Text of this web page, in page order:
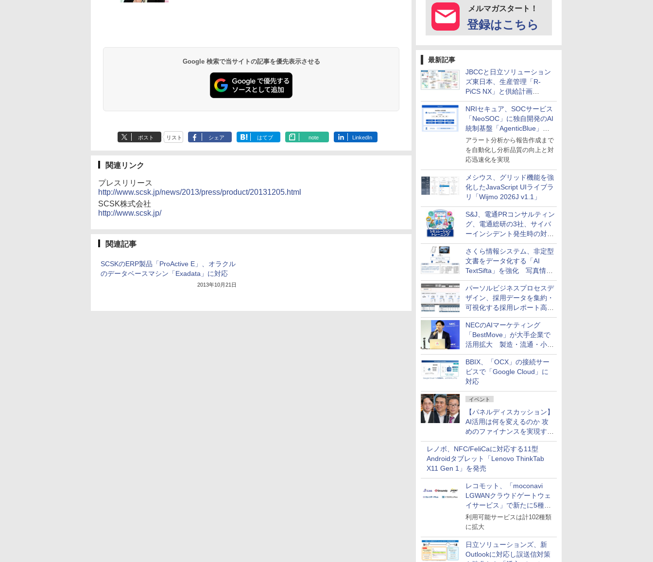
メルマガスタート！
登録はこちら
最新記事
JBCCと日立ソリューション
ズ東日本、生産管理「R-
PiCS NX」と供給計画
「scSQUARE ISP」の連携サ
ービスを提供開始
NRIセキュア、SOCサービス
「NeoSOC」に独自開発のAI
統制基盤「AgenticBlue」を
導入
アラート分析から報告作成まで
を自動化し分析品質の向上と対
応迅速化を実現
メシウス、グリッド機能を強
化したJavaScript UIライブラ
リ「Wijmo 2026J v1.1」
S&J、電通PRコンサルティン
グ、電通総研の3社、サイバ
ーインシデント発生時の対応
と危機管理広報を一体的に訓
練するプログラムを提供
さくら情報システム、非定型
文書をデータ化する「AI
TextSifta」を強化 写真情報
のデータ化などに対応
パーソルビジネスプロセスデ
ザイン、採用データを集約・
可視化する採用レポート高速
化サービスを提供
NECのAIマーケティング
「BestMove」が大手企業で
活用拡大 製造・流通・小売
企業・広告代理店などが実装
フェーズへ
BBIX、「OCX」の接続サー
ビスで「Google Cloud」に
対応
イベント
【パネルディスカッション】
AI活用は何を変えるのか 攻
めのファイナンスを実現する
業務設計とマインドセット変
革
レノボ、NFC/FeliCaに対応する11型
Androidタブレット「Lenovo ThinkTab
X11 Gen 1」を発売
レコモット、「moconavi
LGWANクラウドゲートウェ
イサービス」で新たに5種類
のサービスと連携開始
利用可能サービスは計102種類
に拡大
日立ソリューションズ、新
Outlookに対応し誤送信対策
Google 検索で当サイトの記事を優先表示させる
ポスト リスト シェア はてブ note LinkedIn
関連リンク
プレスリリース
http://www.scsk.jp/news/2013/press/product/20131205.html
SCSK株式会社
http://www.scsk.jp/
関連記事
SCSKのERP製品「ProActive E」、オラクル
のデータベースマシン「Exadata」に対応
2013年10月21日